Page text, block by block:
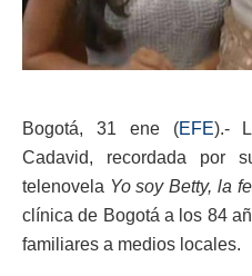
Bogotá, 31 ene (EFE).-
Cadavid, recordada por
telenovela Yo soy Betty, la
clínica de Bogotá a los 84
familiares a medios locales.